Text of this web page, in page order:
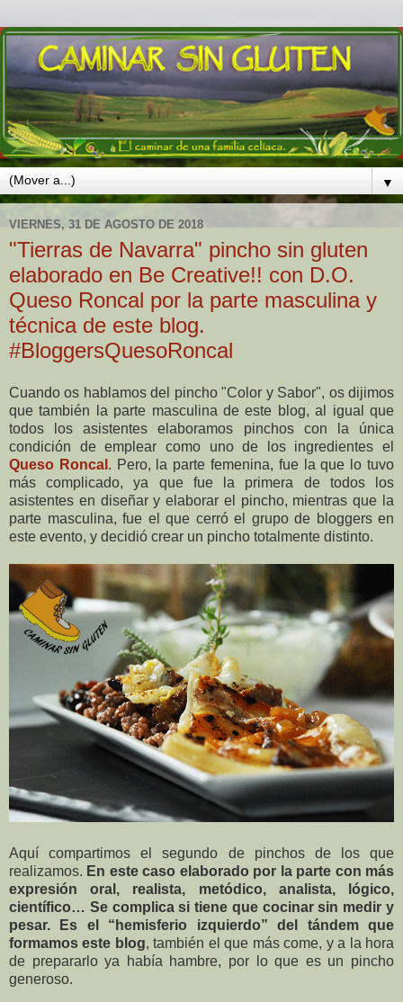
▼
VIERNES, 31 DE AGOSTO DE 2018
"Tierras de Navarra" pincho sin gluten
elaborado en Be Creative!! con D.O.
Queso Roncal por la parte masculina y
técnica de este blog.
#BloggersQuesoRoncal
Cuando os hablamos del pincho "Color y Sabor", os dijimos
que también la parte masculina de este blog, al igual que
todos los asistentes elaboramos pinchos con la única
condición de emplear como uno de los ingredientes el
Queso Roncal . Pero, la parte femenina, fue la que lo tuvo
más complicado, ya que fue la primera de todos los
asistentes en diseñar y elaborar el pincho, mientras que la
parte masculina, fue el que cerró el grupo de bloggers en
este evento, y decidió crear un pincho totalmente distinto.
Aquí compartimos el segundo de pinchos de los que
realizamos. En este caso elaborado por la parte con más
expresión oral, realista, metódico, analista, lógico,
científico… Se complica si tiene que cocinar sin medir y
pesar. Es el “hemisferio izquierdo” del tándem que
formamos este blog, también el que más come, y a la hora
de prepararlo ya había hambre, por lo que es un pincho
generoso.